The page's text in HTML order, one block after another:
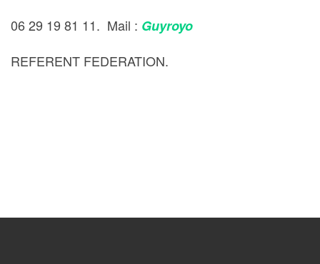
06 29 19 81 11. Mail : Guyroyo
REFERENT FEDERATION.